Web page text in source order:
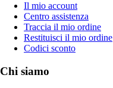
Il mio account
Centro assistenza
Traccia il mio ordine
Restituisci il mio ordine
Codici sconto
Chi siamo